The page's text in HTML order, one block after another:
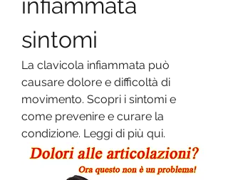
infiammata
sintomi
La clavicola infiammata può
causare dolore e difficoltà di
movimento. Scopri i sintomi e
come prevenire e curare la
condizione. Leggi di più qui.